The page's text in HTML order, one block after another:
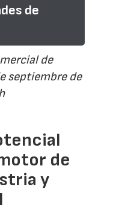
de
de
septiembre de
de
y